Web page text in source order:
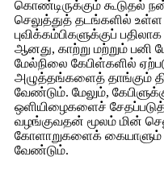
கொண்டிருக்கும் கூடுதல்
செலுத்துத் தடங்களில் உள்ள
புவிக்கம்பிகளுக்குப்
ஆனது, காற்று மற்றும் பனி
மேல்நிலை கேபிள்களில்
அழுத்தங்களைத் தாங்கும்
வேண்டும். மேலும்,
ஒளியிழைகளைச்
வழங்குவதன் மூலம் மின்
கோளாறுகளைக் கையாளும்
வேண்டும்.